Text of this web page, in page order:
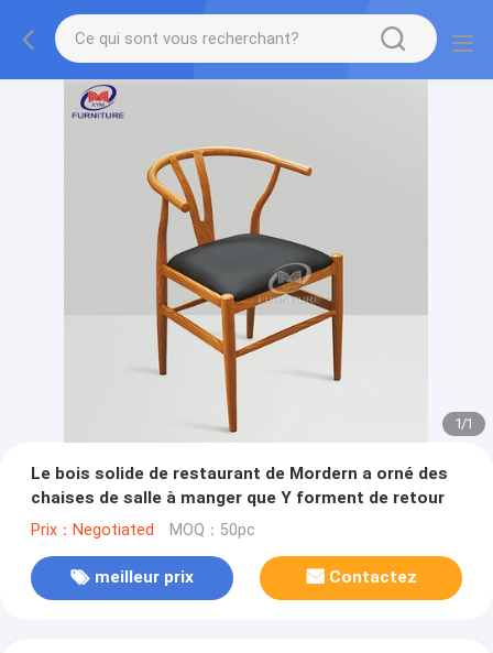
1/1
Le bois solide de restaurant de Mordern a orné des
chaises de salle à manger que Y forment de retour
Prix：Negotiated MOQ：50pc
meilleur prix Contactez